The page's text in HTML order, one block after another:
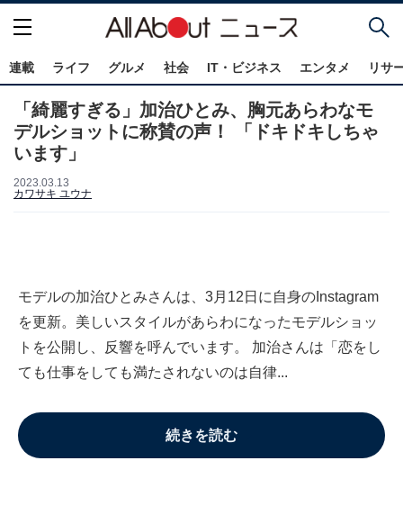
連載 ライフ グルメ 社会 IT・ビジネス エンタメ リサ
「綺麗すぎる」加治ひとみ、胸元あらわなモ
デルショットに称賛の声！ 「ドキドキしちゃ
います」
2023.03.13
カワサキ ユウナ
モデルの加治ひとみさんは、3月12日に自身のInstagram
を更新。美しいスタイルがあらわになったモデルショッ
トを公開し、反響を呼んでいます。 加治さんは「恋をし
ても仕事をしても満たされないのは自律...
続きを読む